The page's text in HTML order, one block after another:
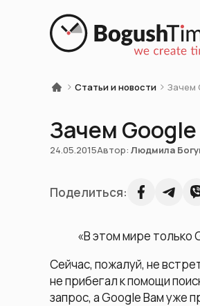
Статьи и новости Зачем
Зачем
24.05.2015Автор: Людмила
Поделиться:
«В этом мире только
Сейчас, пожалуй, не
не прибегал к помощи
запрос, а Google Вам уже